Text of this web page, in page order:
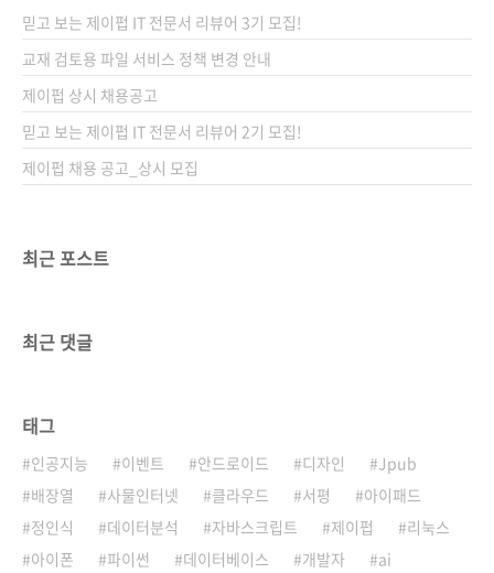
믿고 보는 제이펍 IT 전문서 리뷰어 3기 모집!
교재 검토용 파일 서비스 정책 변경 안내
제이펍 상시 채용공고
믿고 보는 제이펍 IT 전문서 리뷰어 2기 모집!
제이펍 채용 공고_상시 모집
최근 포스트
최근 댓글
태그
인공지능 이벤트 안드로이드 디자인
Jpub
배장열
사물인터넷 클라우드 서평
아이패드
정인식
데이터분석 자바스크립트 제이펍
리눅스
아이폰
파이썬 데이터베이스 개발자
ai